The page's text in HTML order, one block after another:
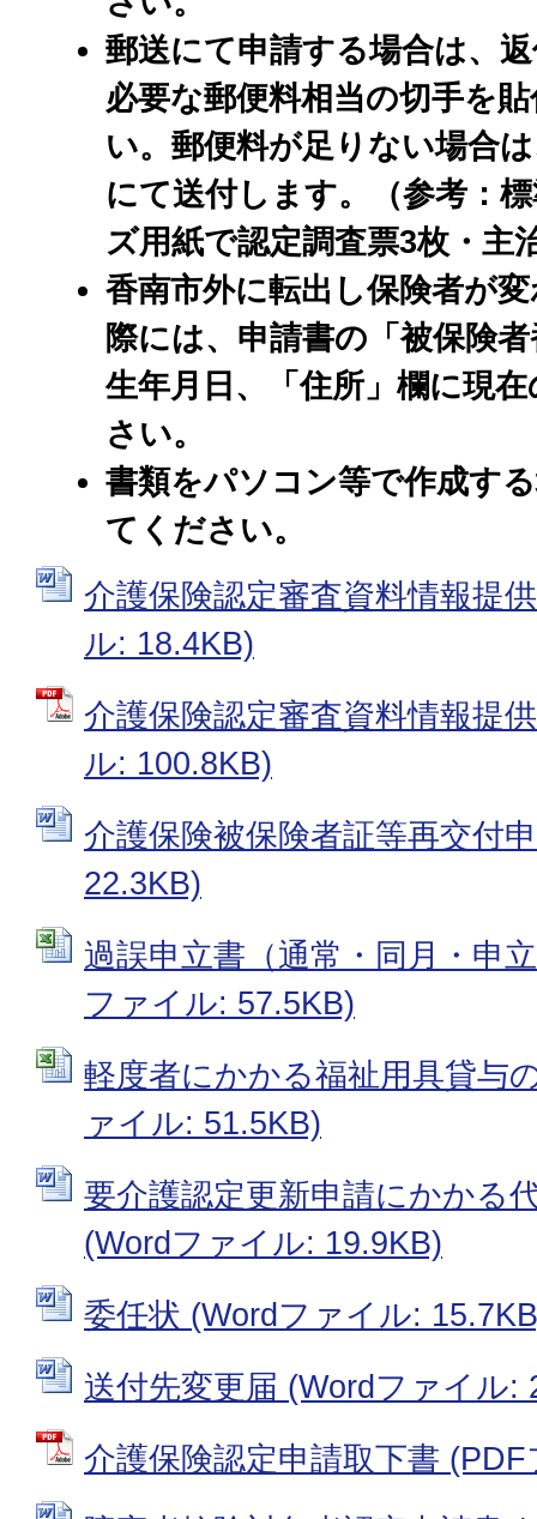
郵送にて申請する場合は、
必要な郵便料相当の切手を
い。郵便料が足りない場合
にて送付します。（参考：
ズ用紙で認定調査票3枚・主
香南市外に転出し保険者が
際には、申請書の「被保険
生年月日、「住所」欄に現
さい。
書類をパソコン等で作成す
てください。
介護保険認定審査資料情報提
ル: 18.4KB)
介護保険認定審査資料情報提
ル: 100.8KB)
介護保険被保険者証等再交付
22.3KB)
過誤申立書（通常・同月・申
ファイル: 57.5KB)
軽度者にかかる福祉用具貸与
ァイル: 51.5KB)
要介護認定更新申請にかかる
(Wordファイル: 19.9KB)
委任状 (Wordファイル:
送付先変更届 (Wordファイル:
介護保険認定申請取下書